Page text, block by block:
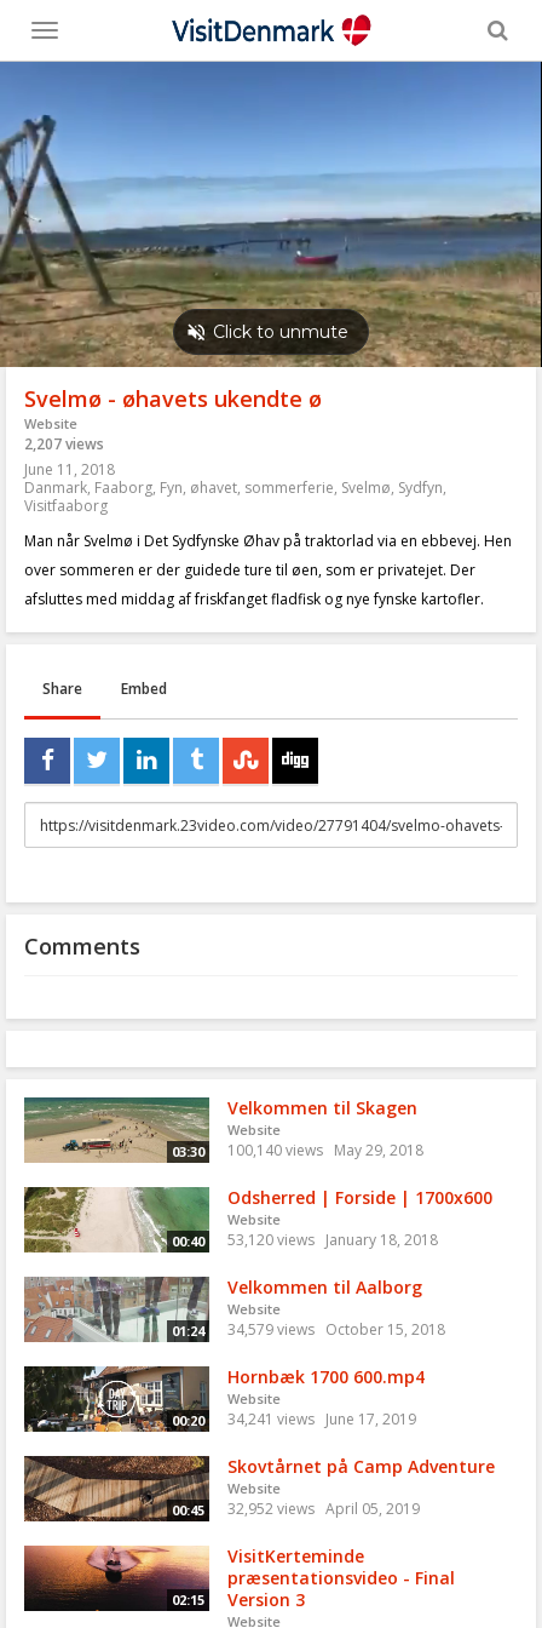
Toggle
menu
Svelmø - øhavets ukendte ø
Website
2,207 views
June 11, 2018
Danmark, Faaborg, Fyn, øhavet, sommerferie, Svelmø, Sydfyn,
Visitfaaborg
Man når Svelmø i Det Sydfynske Øhav på traktorlad via en ebbevej. Hen
over sommeren er der guidede ture til øen, som er privatejet. Der
afsluttes med middag af friskfanget fladfisk og nye fynske kartofler.
Share Embed
URL
to
Comments
03:30
Velkommen til Skagen
Website
100,140 views May 29, 2018
00:40
Odsherred | Forside | 1700x600
Website
53,120 views January 18, 2018
01:24
Velkommen til Aalborg
Website
34,579 views October 15, 2018
00:20
Hornbæk 1700 600.mp4
Website
34,241 views June 17, 2019
00:45
Skovtårnet på Camp Adventure
Website
32,952 views April 05, 2019
02:15
VisitKerteminde
præsentationsvideo - Final
Version 3
Website